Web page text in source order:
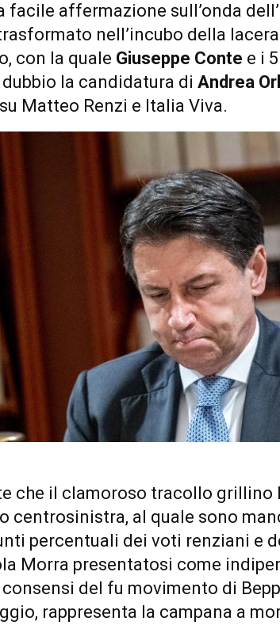
facile affermazione sull’onda
nell’incubo della
con la quale Giuseppe Conte e i
la candidatura di Andrea
Matteo Renzi e Italia Viva.
che il clamoroso tracollo grillino
centrosinistra, al quale sono
percentuali dei voti renziani e
Morra presentatosi come
consensi del fu movimento di
rappresenta la campana a